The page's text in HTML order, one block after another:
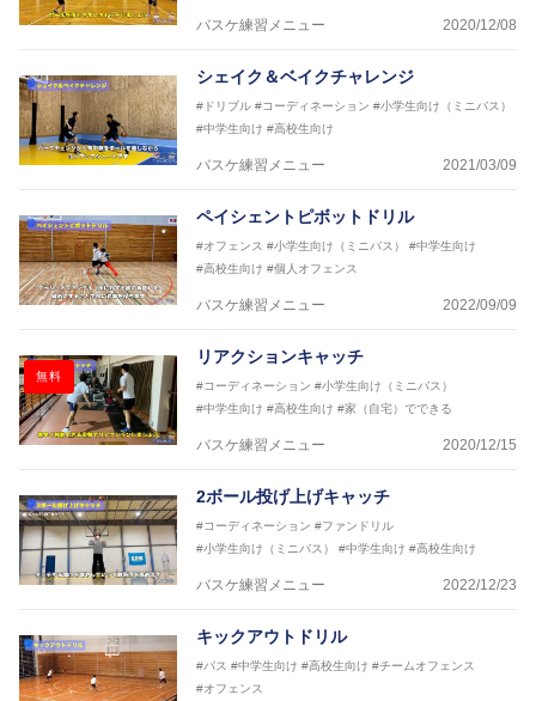
2017年U13ナショナルキャンプヘッドコーチ
リーコーチ
2018年U12ナショナルキャンプヘッドコーチ
2018年U13ナショナルキャンプヘッドコーチ
2018年～2021年男子日本代表サポートコーチ
2021年～女子日本代表アシスタントコーチ
バスケ練習メニュー 2020/12/08
シェイク＆ベイクチャレンジ
#ドリブル #コーディネーション #小学生向け（ミニバス）
#中学生向け #高校生向け
バスケ練習メニュー 2021/03/09
ペイシェントピボットドリル
#オフェンス #小学生向け（ミニバス）
#中学生向け
#高校生向け #個人オフェンス
バスケ練習メニュー 2022/09/09
無料
リアクションキャッチ
#コーディネーション #小学生向け（ミニバス）
#中学生向け #高校生向け #家（自宅）でできる
バスケ練習メニュー 2020/12/15
2ボール投げ上げキャッチ
#コーディネーション #ファンドリル
#小学生向け（ミニバス）
#中学生向け #高校生向け
バスケ練習メニュー 2022/12/23
キックアウトドリル
#パス #中学生向け #高校生向け #チームオフェンス
#オフェンス